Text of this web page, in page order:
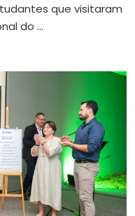
que visitaram
do ...